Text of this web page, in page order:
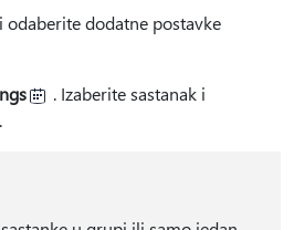
odaberite dodatne postavke
. Izaberite sastanak i